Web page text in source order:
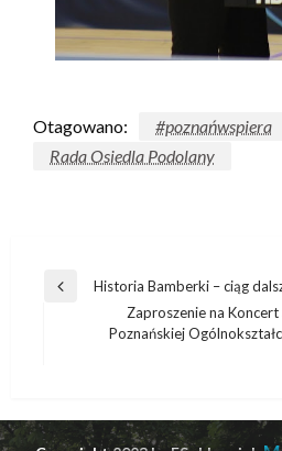
Otagowano:
#poznańwspiera
Rada Osiedla Podolany
Historia Bamberki – ciąg
Zaproszenie na
Poznańskiej